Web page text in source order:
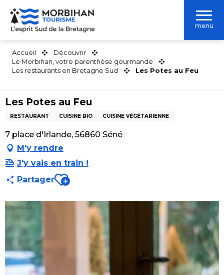
Aller
contenu
menu
Accueil
Découvrir
Le Morbihan, votre parenthèse gourmande
Les restaurants en Bretagne Sud
Les Potes au Feu
Les Potes au Feu
RESTAURANT CUISINE BIO CUISINE VÉGÉTARIENNE
7 place d'Irlande, 56860 Séné
M'y rendre
J'y vais en train !
PartagerAjouter aux favoris